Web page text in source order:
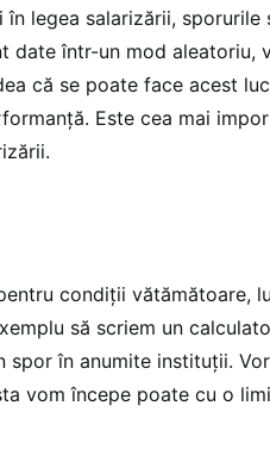
legea salarizării, sporurile
date într-un mod aleatoriu,
că se poate face acest
Este cea mai
condiții vătămătoare,
să scriem un
în anumite instituții.
vom începe poate cu o